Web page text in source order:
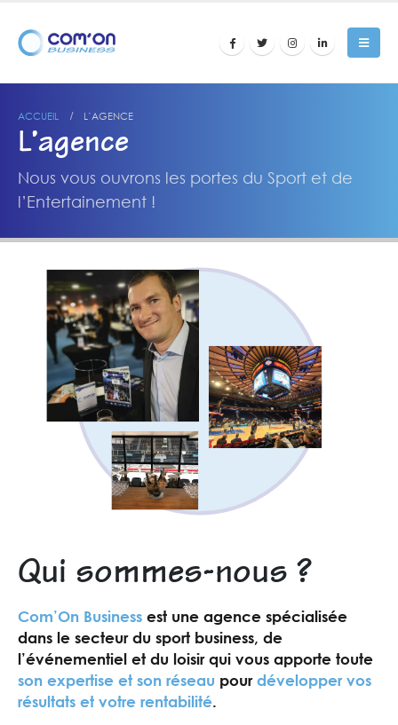
ACCUEIL L’AGENCE
L’agence
Nous vous ouvrons les portes du Sport et de
l’Entertainement !
Qui sommes-nous ?
Com’On Business est une agence spécialisée
dans le secteur du sport business, de
l’événementiel et du loisir qui vous apporte toute
son expertise et son réseau pourdévelopper vos
résultats et votre rentabilité.